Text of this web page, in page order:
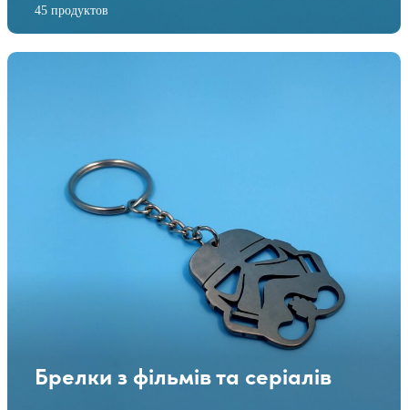
45 продуктов
Брелки з фільмів та серіалів